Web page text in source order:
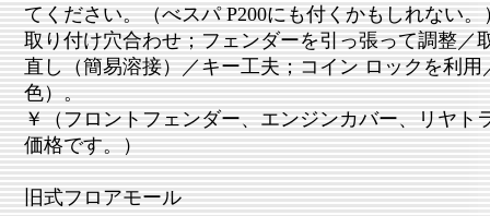
てください。（べスパ P200にも付くかもしれない。
取り付け穴合わせ；フェンダーを引っ張って調整／
直し（簡易溶接）／キー工夫；コイン ロックを利
色）。
￥（フロントフェンダー、エンジンカバー、リヤト
価格です。）
旧式フロアモール